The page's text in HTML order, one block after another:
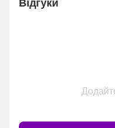
Відгуки